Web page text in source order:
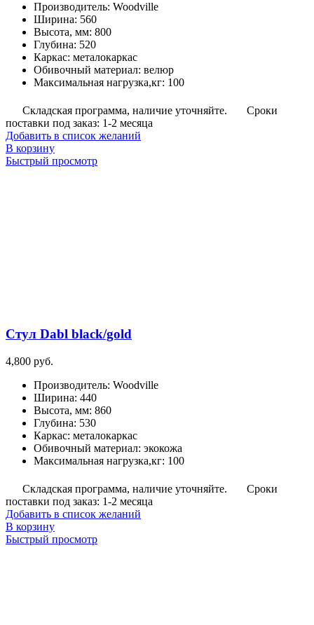
Производитель: Woodville
Ширина: 560
Высота, мм: 800
Глубина: 520
Каркас: металокаркас
Обивочный материал: велюр
Максимальная нагрузка,кг: 100
Складская программа, наличие уточняйте.
Сроки
поставки под заказ: 1-2 месяца
Добавить в список желаний
В корзину
Быстрый просмотр
Стул Dabl black/gold
4,800 руб.
Производитель: Woodville
Ширина: 440
Высота, мм: 860
Глубина: 530
Каркас: металокаркас
Обивочный материал: экокожа
Максимальная нагрузка,кг: 100
Складская программа, наличие уточняйте.
Сроки
поставки под заказ: 1-2 месяца
Добавить в список желаний
В корзину
Быстрый просмотр